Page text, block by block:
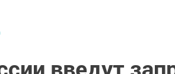
введут